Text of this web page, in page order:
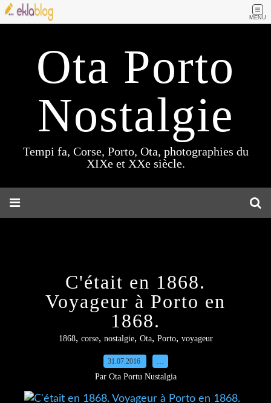
MENU
Ota Porto
Nostalgie
Tempi fa, Corse, Porto, Ota, photographies du
XIXe et XXe siècle.
C'était en 1868.
Voyageur à Porto en
1868.
1868, corse, nostalgie, Ota, Porto, voyageur
31.07.2016 …
Par Ota Portu Nustalgia